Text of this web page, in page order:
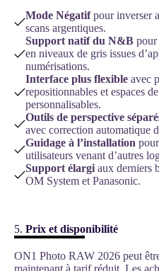
Mode Négatifpour inverser
scans argentiques.
Support natif du N&B pour
en niveaux de gris issues
numérisations.
Interface plus flexible avec
repositionnables et espaces
personnalisables.
Outils de perspective
avec correction automatique
Guidage à l’installation
utilisateurs venant d’autres
Support élargi aux derniers
OM System et Panasonic.
5. Prix et disponibilité
ON1 Photo RAW 2026 peut
maintenant à tarif réduit. Les